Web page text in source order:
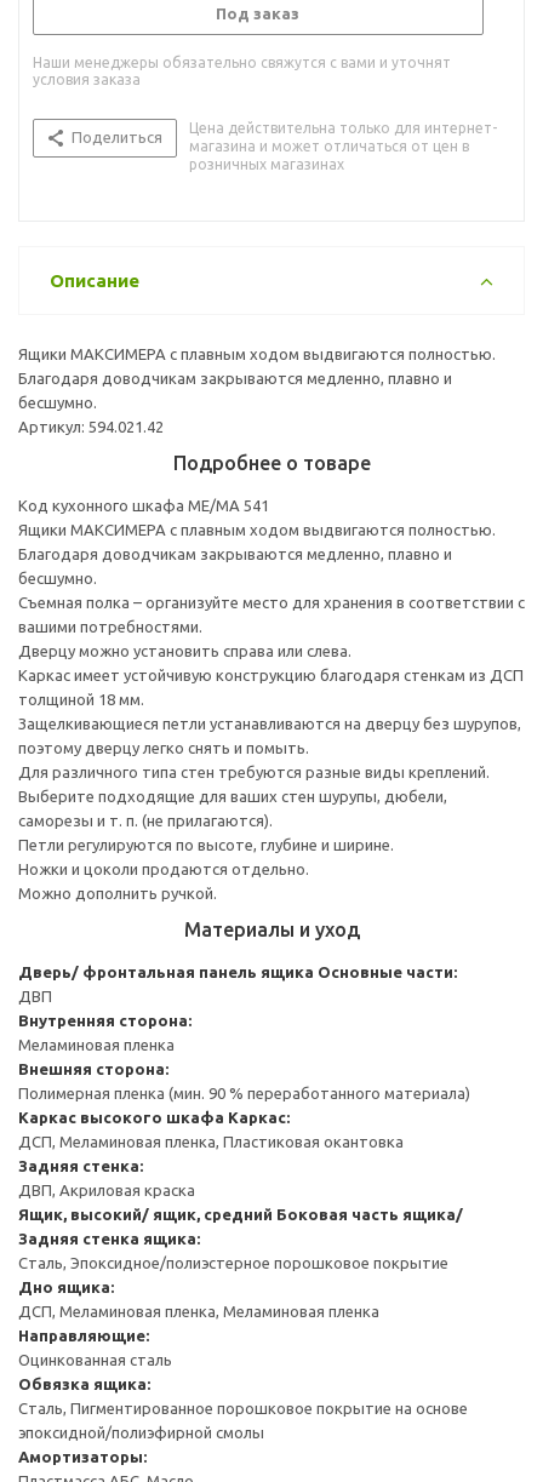
Под заказ
Наши менеджеры обязательно свяжутся с вами и уточнят
условия заказа
Поделиться
Цена действительна только для интернет-
магазина и может отличаться от цен в
розничных магазинах
Описание
Ящики МАКСИМЕРА с плавным ходом выдвигаются полностью.
Благодаря доводчикам закрываются медленно, плавно и
бесшумно.
Артикул: 594.021.42
Подробнее о товаре
Код кухонного шкафа ME/MA 541
Ящики МАКСИМЕРА с плавным ходом выдвигаются полностью.
Благодаря доводчикам закрываются медленно, плавно и
бесшумно.
Съемная полка – организуйте место для хранения в соответствии с
вашими потребностями.
Дверцу можно установить справа или слева.
Каркас имеет устойчивую конструкцию благодаря стенкам из ДСП
толщиной 18 мм.
Защелкивающиеся петли устанавливаются на дверцу без шурупов,
поэтому дверцу легко снять и помыть.
Для различного типа стен требуются разные виды креплений.
Выберите подходящие для ваших стен шурупы, дюбели,
саморезы и т. п. (не прилагаются).
Петли регулируются по высоте, глубине и ширине.
Ножки и цоколи продаются отдельно.
Можно дополнить ручкой.
Материалы и уход
Дверь/ фронтальная панель ящика Основные части:
ДВП
Внутренняя сторона:
Меламиновая пленка
Внешняя сторона:
Полимерная пленка (мин. 90 % переработанного материала)
Каркас высокого шкафа Каркас:
ДСП, Меламиновая пленка, Пластиковая окантовка
Задняя стенка:
ДВП, Акриловая краска
Ящик, высокий/ ящик, средний Боковая часть ящика/
Задняя стенка ящика:
Сталь, Эпоксидное/полиэстерное порошковое покрытие
Дно ящика:
ДСП, Меламиновая пленка, Меламиновая пленка
Направляющие:
Оцинкованная сталь
Обвязка ящика:
Сталь, Пигментированное порошковое покрытие на основе
эпоксидной/полиэфирной смолы
Амортизаторы: